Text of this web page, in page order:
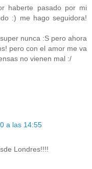
haberte pasado por mi
:) me hago seguidora!
nunca :S pero ahora
pero con el amor me va
no vienen mal :/
a las 14:55
Londres!!!!